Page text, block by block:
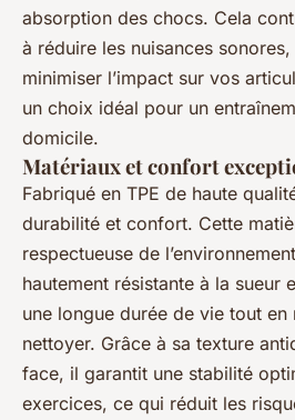
absorption des chocs. Cela
à réduire les nuisances
minimiser l’impact sur vos
un choix idéal pour un
domicile.
Matériaux et confort
Fabriqué en TPE de haute
durabilité et confort. Cette
respectueuse de
hautement résistante à la sueur
une longue durée de vie tout en
nettoyer. Grâce à sa texture
face, il garantit une stabilité
exercices, ce qui réduit les